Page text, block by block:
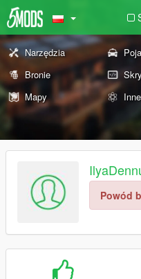
Narzędzia
Bronie
Mapy
Inne
Powód